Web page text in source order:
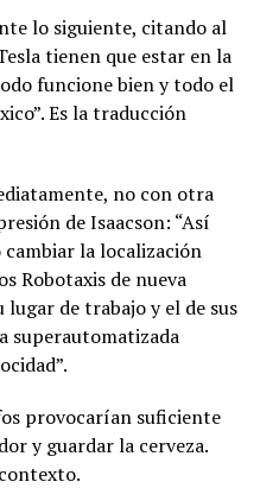
lo siguiente, citando al
tienen que estar en la
funcione bien y todo el
Es la traducción
no con otra
de Isaacson: “Así
cambiar la localización
Robotaxis de nueva
de trabajo y el de sus
superautomatizada
provocarían suficiente
y guardar la cerveza.